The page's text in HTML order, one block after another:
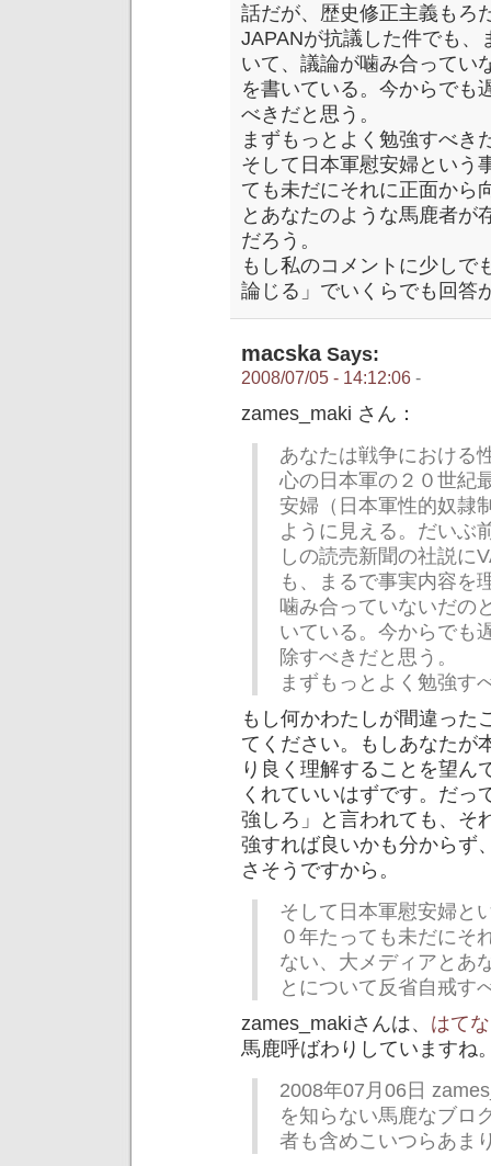
話だが、歴史修正主義もろ
JAPANが抗議した件でも
いて、議論が噛み合ってい
を書いている。今からでも
べきだと思う。
まずもっとよく勉強すべき
そして日本軍慰安婦という
ても未だにそれに正面から
とあなたのような馬鹿者が
だろう。
もし私のコメントに少しで
論じる」でいくらでも回答
macskaSays:
2008/07/05 - 14:12:06 -
zames_maki さん：
あなたは戦争における
心の日本軍の２０世紀
安婦（日本軍性的奴隷
ように見える。だいぶ
しの読売新聞の社説に
も、まるで事実内容を
噛み合っていないだの
いている。今からでも
除すべきだと思う。
まずもっとよく勉強す
もし何かわたしが間違った
てください。もしあなたが
り良く理解することを望ん
くれていいはずです。だっ
強しろ」と言われても、そ
強すれば良いかも分からず
さそうですから。
そして日本軍慰安婦と
０年たっても未だにそ
ない、大メディアとあ
とについて反省自戒す
zames_makiさんは、 はて
馬鹿呼ばわりしていますね
2008年07月06日
を知らない馬鹿なブロ
者も含めこいつらあま